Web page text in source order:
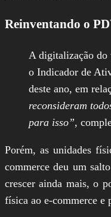
Reinventando o
A digitalização do
o Indicador de
deste ano, em
reconsideram
para isso”,
Porém, as unidades
commerce deu um
crescer ainda mais, o
física ao e-commerce e